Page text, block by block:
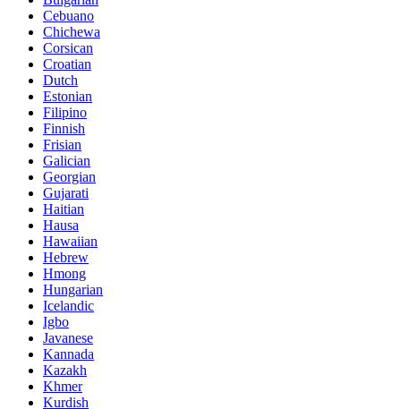
Cebuano
Chichewa
Corsican
Croatian
Dutch
Estonian
Filipino
Finnish
Frisian
Galician
Georgian
Gujarati
Haitian
Hausa
Hawaiian
Hebrew
Hmong
Hungarian
Icelandic
Igbo
Javanese
Kannada
Kazakh
Khmer
Kurdish